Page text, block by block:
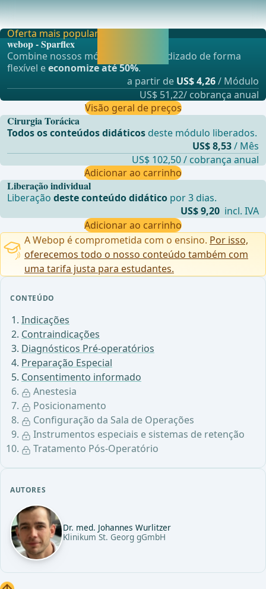
CONTEÚDO
Indicações
Contraindicações
Diagnósticos Pré-operatórios
Preparação Especial
Consentimento informado
Anestesia
Posicionamento
Configuração da Sala de Operações
Instrumentos especiais e sistemas de retenção
Tratamento Pós-Operatório
AUTORES
Dr. med. Johannes Wurlitzer
Klinikum St. Georg gGmbH
Anestesia por intubação com ventilação monopulmonar
do lado oposto. ... - Operações de Cirurgia Ger
Liberação individual
Liberaçãodeste conteúdo didático por 3 dias.
US$ 9,20 incl. IVA
Adicionar ao carrinho
Oferta mais popular
webop - Sparflex
Combine nossos módulos de aprendizado de forma
flexível eeconomize até 50%.
a partir de US$ 4,26/ Módulo
US$ 51,22/ cobrança anual
Visão geral de preços
Cirurgia Torácica
Todos os conteúdos didáticos deste módulo liberados.
US$ 8,53/ Mês
US$ 102,50 / cobrança anual
Adicionar ao carrinho
A Webop é comprometida com o ensino. Por isso,
oferecemos todo o nosso conteúdo também com
uma tarifa justa para estudantes.